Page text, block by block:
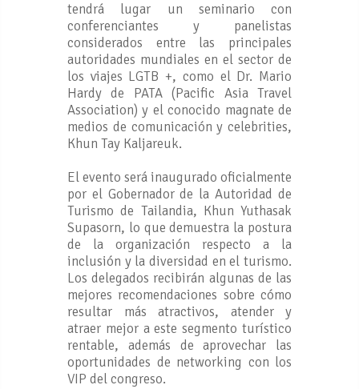
tendrá lugar un seminario con
conferenciantes y panelistas
considerados entre las principales
autoridades mundiales en el sector de
los viajes LGTB +, como el Dr. Mario
Hardy de PATA (Pacific Asia Travel
Association) y el conocido magnate de
medios de comunicación y celebrities,
Khun Tay Kaljareuk.
El evento será inaugurado oficialmente
por el Gobernador de la Autoridad de
Turismo de Tailandia, Khun Yuthasak
Supasorn, lo que demuestra la postura
de la organización respecto a la
inclusión y la diversidad en el turismo.
Los delegados recibirán algunas de las
mejores recomendaciones sobre cómo
resultar más atractivos, atender y
atraer mejor a este segmento turístico
rentable, además de aprovechar las
oportunidades de networking con los
VIP del congreso.